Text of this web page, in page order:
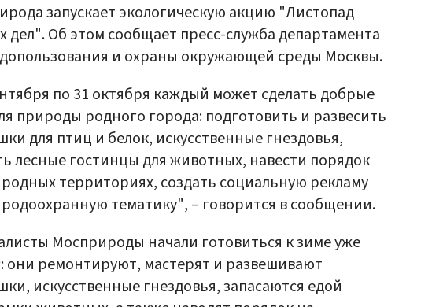
запускает экологическую акцию "Листопад
дел". Об этом сообщает пресс-служба департамента
и охраны окружающей среды Москвы.
по 31 октября каждый может сделать добрые
природы родного города: подготовить и развесить
для птиц и белок, искусственные гнездовья,
лесные гостинцы для животных, навести порядок
территориях, создать социальную рекламу
тематику", – говорится в сообщении.
Мосприроды начали готовиться к зиме уже
они ремонтируют, мастерят и развешивают
искусственные гнездовья, запасаются едой